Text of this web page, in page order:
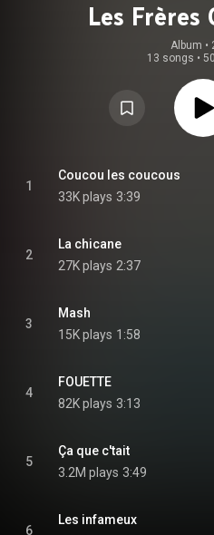
Les Frères
Album •
13 songs •
1
Coucou les coucous
33K plays 3:39
2
La chicane
27K plays 2:37
3
Mash
15K plays 1:58
4
FOUETTE
82K plays 3:13
5
Ça que c'tait
3.2M plays 3:49
6
Les infameux